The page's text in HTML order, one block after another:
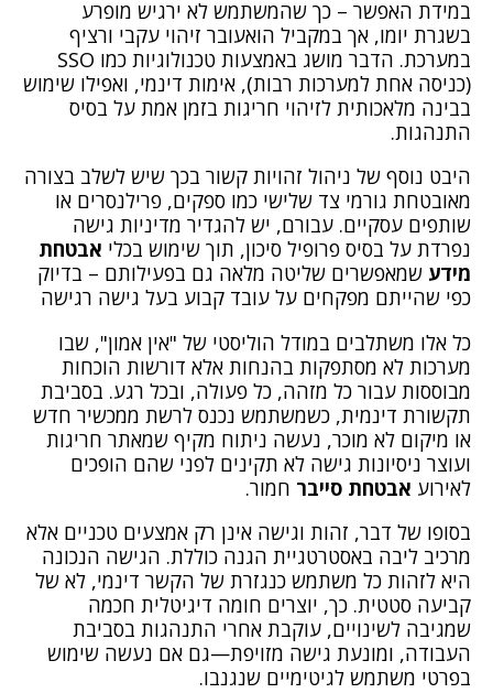
במידת האפשר – כך שהמשתמש לא ירגיש מופרע
בשגרת יומו, אך במקביל הואעובר זיהוי עקבי ורציף
במערכת. הדבר מושג באמצעות טכנולוגיות כמו SSO
(כניסה אחת למערכות רבות), אימות דינמי, ואפילו שימוש
בבינה מלאכותית לזיהוי חריגות בזמן אמת על בסיס
התנהגות.
היבט נוסף של ניהול זהויות קשור בכך שיש לשלב בצורה
מאובטחת גורמי צד שלישי כמו ספקים, פרילנסרים או
שותפים עסקיים. עבורם, יש להגדיר מדיניות גישה
נפרדת על בסיס פרופיל סיכון, תוך שימוש בכלי אבטחת
מידע שמאפשרים שליטה מלאה גם בפעילותם – בדיוק
כפי שהייתם מפקחים על עובד קבוע בעל גישה רגישה
כל אלו משתלבים במודל הוליסטי של "אין אמון", שבו
מערכות לא מסתפקות בהנחות אלא דורשות הוכחות
מבוססות עבור כל מזהה, כל פעולה, ובכל רגע. בסביבת
תקשורת דינמית, כשמשתמש נכנס לרשת ממכשיר חדש
או מיקום לא מוכר, נעשה ניתוח מקיף שמאתר חריגות
ועוצר ניסיונות גישה לא תקינים לפני שהם הופכים
לאירוע אבטחת סייבר חמור.
בסופו של דבר, זהות וגישה אינן רק אמצעים טכניים אלא
מרכיב ליבה באסטרטגיית הגנה כוללת. הגישה הנכונה
היא לזהות כל משתמש כנגזרת של הקשר דינמי, לא של
קביעה סטטית. כך, יוצרים חומה דיגיטלית חכמה
שמגיבה לשינויים, עוקבת אחרי התנהגות בסביבת
העבודה, ומונעת גישה מזויפת—גם אם נעשה שימוש
בפרטי משתמש לגיטימיים שנגנבו.